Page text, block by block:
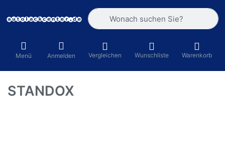
Geben Sie einen Suchbegriff ein.
Menü Anmelden Vergleichen Wunschliste Warenkorb
STANDOX